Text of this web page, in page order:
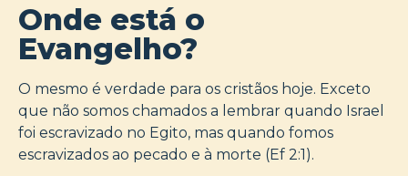
Onde está o
Evangelho?
O mesmo é verdade para os cristãos hoje. Exceto
que não somos chamados a lembrar quando Israel
foi escravizado no Egito, mas quando fomos
escravizados ao pecado e à morte (Ef 2:1).